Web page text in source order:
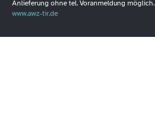
Anlieferung ohne tel. Voranmeldung möglich.
www.awz-tir.de